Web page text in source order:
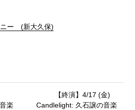
ニー (新大久保)
楽
【終演】4/17 (金)
Candlelight: 久石譲の音楽